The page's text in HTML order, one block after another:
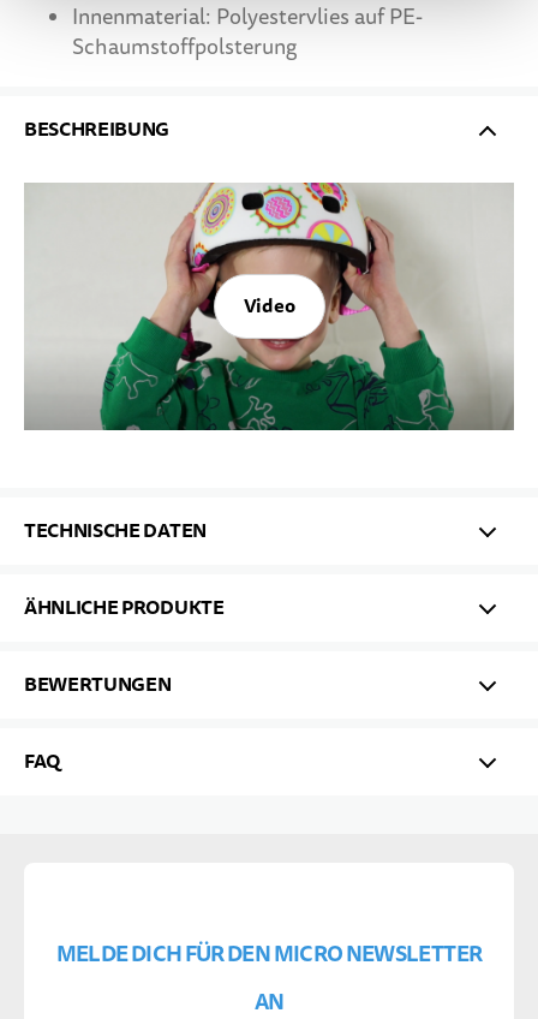
Innenmaterial: Polyestervlies auf PE-
Schaumstoffpolsterung
BESCHREIBUNG
Video
TECHNISCHE DATEN
ÄHNLICHE PRODUKTE
BEWERTUNGEN
FAQ
MELDE DICH FÜR DEN MICRO NEWSLETTER
AN